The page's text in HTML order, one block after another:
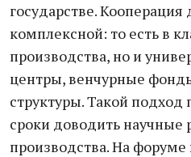
государстве.
комплексной: то есть в
производства, но и
центры, венчурные
структуры. Такой подход
сроки доводить научные
производства. На